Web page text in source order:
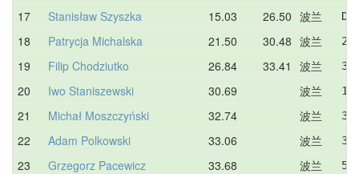
17 Stanisław Szyszka 15.03 26.50 波兰
18 Patrycja Michalska 21.50 30.48 波兰
19 Filip Chodziutko 26.84 33.41 波兰
20 Iwo Staniszewski 30.69 波兰
21 Michał Moszczyński 32.74 波兰
22 Adam Polkowski 33.06 波兰
23 Grzegorz Pacewicz 33.68 波兰